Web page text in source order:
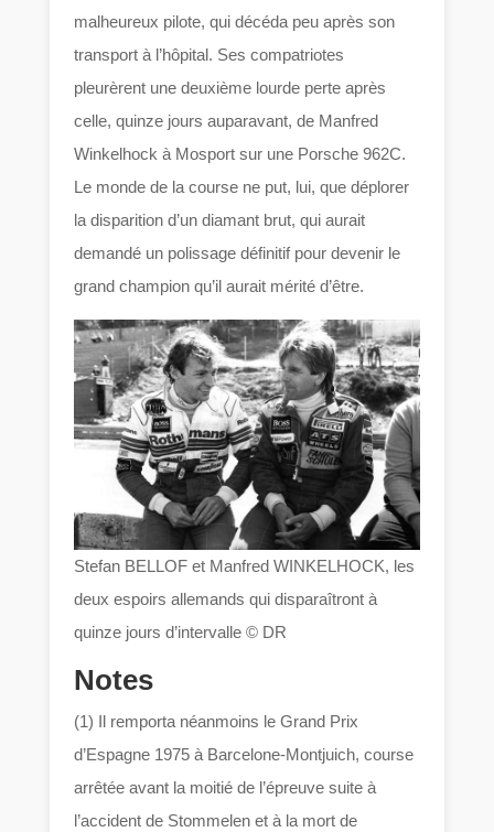
malheureux pilote, qui décéda peu après son
transport à l’hôpital. Ses compatriotes
pleurèrent une deuxième lourde perte après
celle, quinze jours auparavant, de Manfred
Winkelhock à Mosport sur une Porsche 962C.
Le monde de la course ne put, lui, que déplorer
la disparition d’un diamant brut, qui aurait
demandé un polissage définitif pour devenir le
grand champion qu’il aurait mérité d’être.
Stefan BELLOF et Manfred WINKELHOCK, les
deux espoirs allemands qui disparaîtront à
quinze jours d’intervalle © DR
Notes
(1) Il remporta néanmoins le Grand Prix
d’Espagne 1975 à Barcelone-Montjuich, course
arrêtée avant la moitié de l’épreuve suite à
l’accident de Stommelen et à la mort de